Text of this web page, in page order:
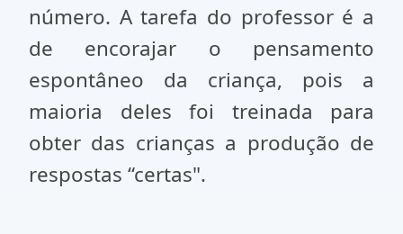
número. A tarefa do professor é a
de encorajar o pensamen­to
espontâneo da criança, pois a
maioria deles foi treinada para
obter das crianças a produção de
respostas “certas".